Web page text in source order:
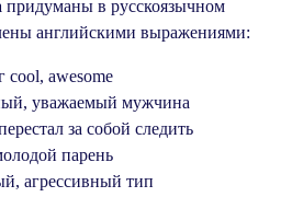
придуманы в русскоязычном
английскими выражениями:
cool, awesome
уважаемый мужчина
за собой следить
парень
агрессивный тип